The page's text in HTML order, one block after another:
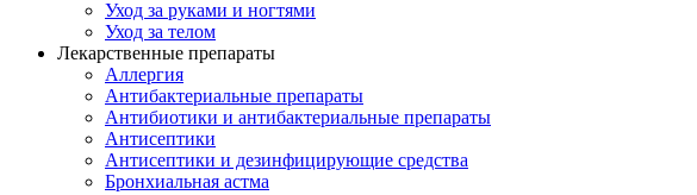
Уход за руками и ногтями
Уход за телом
Лекарственные препараты
Аллергия
Антибактериальные препараты
Антибиотики и антибактериальные препараты
Антисептики
Антисептики и дезинфицирующие средства
Бронхиальная астма